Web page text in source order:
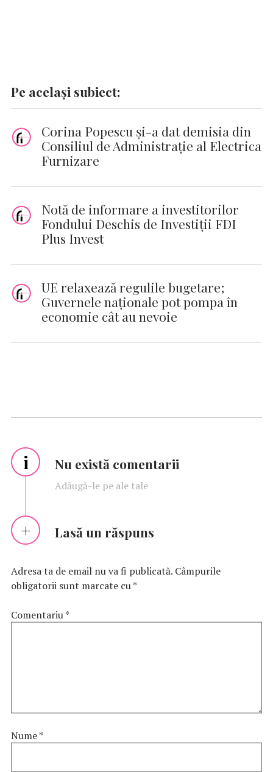
Pe același subiect:
Corina Popescu şi-a dat demisia din
Consiliul de Administraţie al Electrica
Furnizare
Notă de informare a investitorilor
Fondului Deschis de Investiții FDI
Plus Invest
UE relaxează regulile bugetare;
Guvernele naționale pot pompa în
economie cât au nevoie
i Nu există comentarii
Adăugă-le pe ale tale
Lasă un răspuns
Adresa ta de email nu va fi publicată. Câmpurile
obligatorii sunt marcate cu*
Comentariu*
Nume*